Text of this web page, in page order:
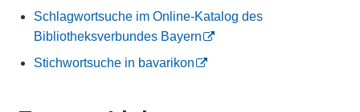
Schlagwortsuche im Online-Katalog des
Bibliotheksverbundes Bayern
Stichwortsuche in bavarikon